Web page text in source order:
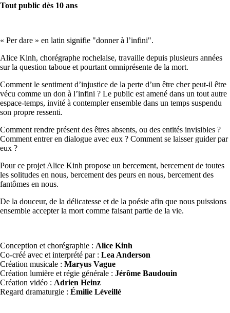
Tout public dès 10 ans
« Per dare » en latin signifie "donner à l’infini".
Alice Kinh, chorégraphe rochelaise, travaille depuis plusieurs années
sur la question taboue et pourtant omniprésente de la mort.
Comment le sentiment d’injustice de la perte d’un être cher peut-il être
vécu comme un don à l’infini ? Le public est amené dans un tout autre
espace-temps, invité à contempler ensemble dans un temps suspendu
son propre ressenti.
Comment rendre présent des êtres absents, ou des entités invisibles ?
Comment entrer en dialogue avec eux ? Comment se laisser guider par
eux ?
Pour ce projet Alice Kinh propose un bercement, bercement de toutes
les solitudes en nous, bercement des peurs en nous, bercement des
fantômes en nous.
De la douceur, de la délicatesse et de la poésie afin que nous puissions
ensemble accepter la mort comme faisant partie de la vie.
Conception et chorégraphie : Alice Kinh
Co-créé avec et interprété par : Lea Anderson
Création musicale : Maryus Vague
Création lumière et régie générale : Jérôme Baudouin
Création vidéo : Adrien Heinz
Regard dramaturgie : Émilie Léveillé